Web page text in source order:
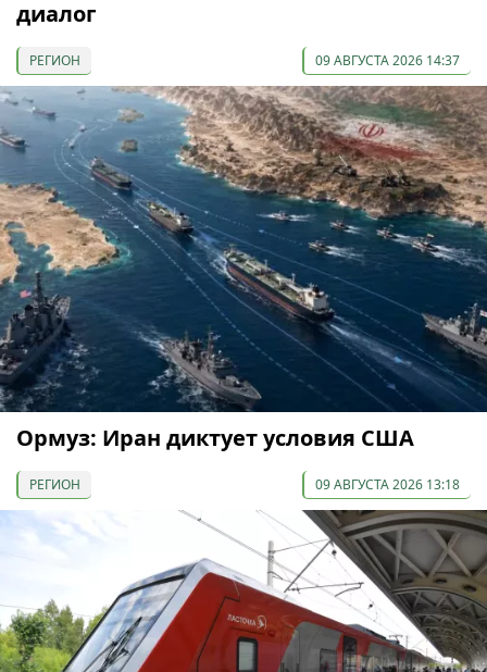
диалог
РЕГИОН 09 АВГУСТА 2026 14:37
Ормуз: Иран диктует условия США
РЕГИОН 09 АВГУСТА 2026 13:18